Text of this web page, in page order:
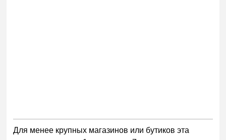
Для менее крупных магазинов или бутиков эта